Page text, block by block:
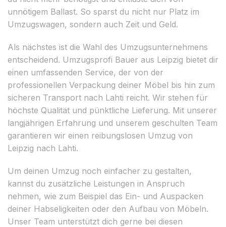
unnötigem Ballast. So sparst du nicht nur Platz im
Umzugswagen, sondern auch Zeit und Geld.
Als nächstes ist die Wahl des Umzugsunternehmens
entscheidend. Umzugsprofi Bauer aus Leipzig bietet dir
einen umfassenden Service, der von der
professionellen Verpackung deiner Möbel bis hin zum
sicheren Transport nach Lahti reicht. Wir stehen für
höchste Qualität und pünktliche Lieferung. Mit unserer
langjährigen Erfahrung und unserem geschulten Team
garantieren wir einen reibungslosen Umzug von
Leipzig nach Lahti.
Um deinen Umzug noch einfacher zu gestalten,
kannst du zusätzliche Leistungen in Anspruch
nehmen, wie zum Beispiel das Ein- und Auspacken
deiner Habseligkeiten oder den Aufbau von Möbeln.
Unser Team unterstützt dich gerne bei diesen